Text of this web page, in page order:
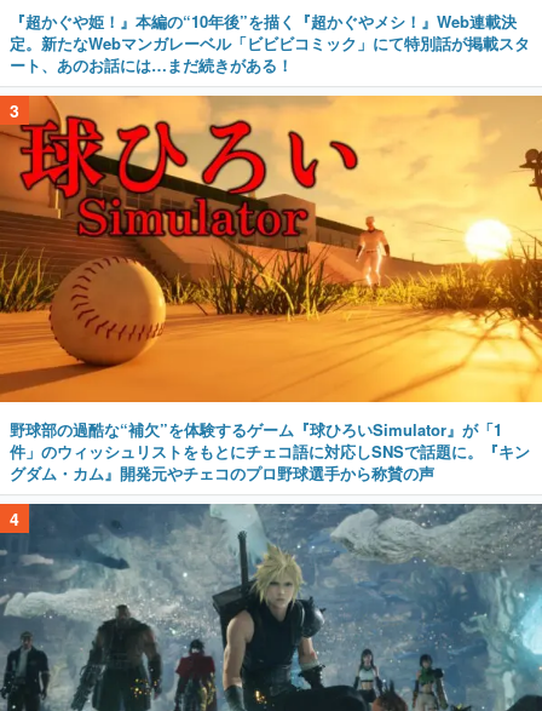
『超かぐや姫！』本編の“10年後”を描く『超かぐやメシ！』Web連載決
定。新たなWebマンガレーベル「ビビビコミック」にて特別話が掲載スタ
ート、あのお話には…まだ続きがある！
3
野球部の過酷な“補欠”を体験するゲーム『球ひろいSimulator』が「1
件」のウィッシュリストをもとにチェコ語に対応しSNSで話題に。『キン
グダム・カム』開発元やチェコのプロ野球選手から称賛の声
4